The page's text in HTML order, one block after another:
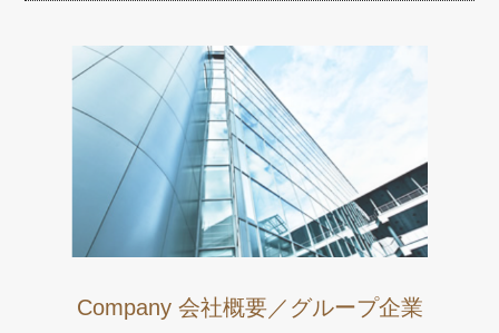
Company 会社概要／グループ企業